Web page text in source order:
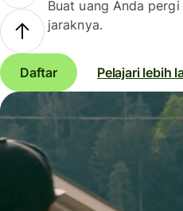
Buat uang Anda
jaraknya.
Daftar Pelajari lebih